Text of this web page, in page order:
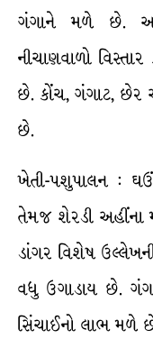
ગંગાને મળે છે. આ
નીચાણવાળો
છે. કોંચ, ગંગાટ, છેર
છે.
ખેતી-પશુપાલન :
તેમજ શેરડી અહીંના
ડાંગર વિશેષ
વધુ ઉગાડાય છે.
સિંચાઈનો લાભ મળે